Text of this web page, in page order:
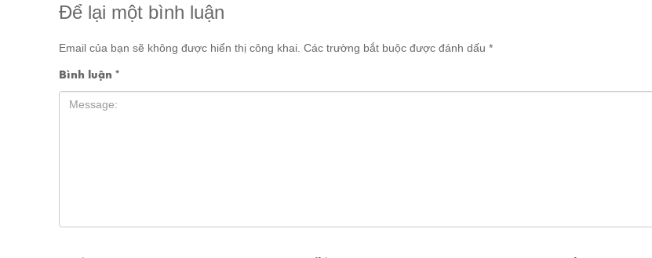
Để lại một bình luận
Email của bạn sẽ không được hiển thị công khai. Các trường bắt buộc được đánh dấu *
Bình luận *